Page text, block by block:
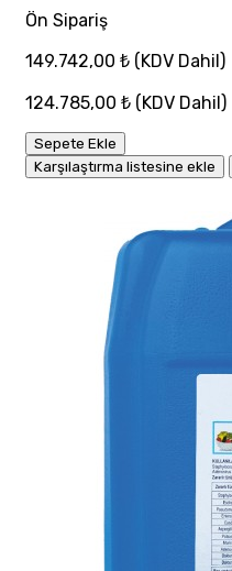
Ön Sipariş
149.742,00 ₺ (KDV Dahil)
124.785,00 ₺ (KDV Dahil)
Sepete Ekle
Karşılaştırma listesine ekle